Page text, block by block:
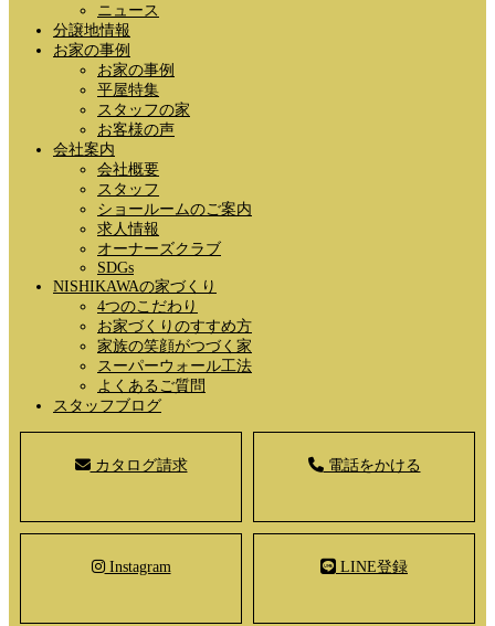
ニュース
分譲地情報
お家の事例
お家の事例
平屋特集
スタッフの家
お客様の声
会社案内
会社概要
スタッフ
ショールームのご案内
求人情報
オーナーズクラブ
SDGs
NISHIKAWAの家づくり
4つのこだわり
お家づくりのすすめ方
家族の笑顔がつづく家
スーパーウォール工法
よくあるご質問
スタッフブログ
カタログ請求 電話をかける
Instagram LINE登録